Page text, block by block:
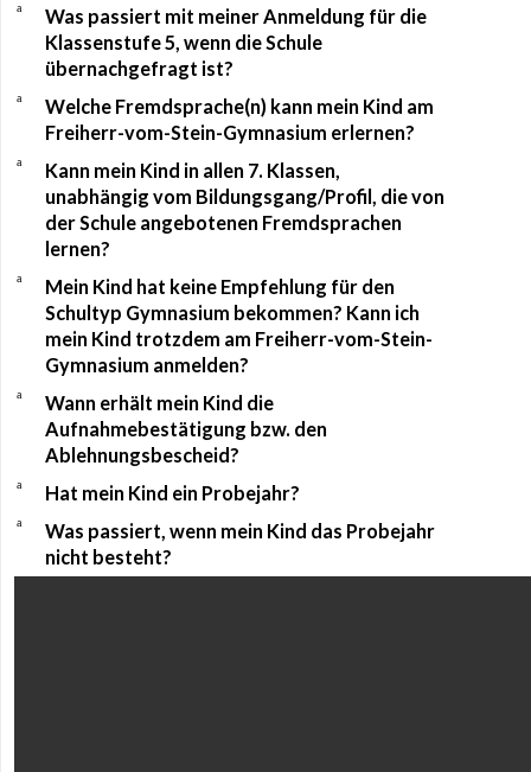
a
Was passiert mit meiner Anmeldung für die
Klassenstufe 5, wenn die Schule
übernachgefragt ist?
a
Welche Fremdsprache(n) kann mein Kind am
Freiherr-vom-Stein-Gymnasium erlernen?
a
Kann mein Kind in allen 7. Klassen,
unabhängig vom Bildungsgang/Profil, die von
der Schule angebotenen Fremdsprachen
lernen?
a
Mein Kind hat keine Empfehlung für den
Schultyp Gymnasium bekommen? Kann ich
mein Kind trotzdem am Freiherr-vom-Stein-
Gymnasium anmelden?
a
Wann erhält mein Kind die
Aufnahmebestätigung bzw. den
Ablehnungsbescheid?
a Hat mein Kind ein Probejahr?
a
Was passiert, wenn mein Kind das Probejahr
nicht besteht?